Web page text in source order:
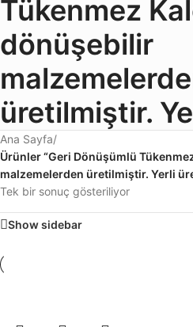
Tükenmez
dönüşebilir
üretilmiştir.
Ana Sayfa/
Ürünler “Geri Dönüşümlü
malzemelerden üretilmiştir. Yerli
Tek bir sonuç gösteriliyor
Show sidebar